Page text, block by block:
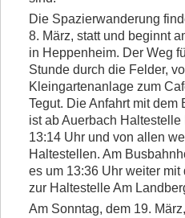
Kontakt
Beitrittserklärung
Die Spazierwanderung
8. März, statt und beginnt
in Heppenheim. Der Weg
Stunde durch die Felder,
Kleingartenanlage zum
Tegut. Die Anfahrt mit dem
ist ab Auerbach Haltestelle
13:14 Uhr und von allen
Haltestellen. Am
es um 13:36 Uhr weiter
zur Haltestelle Am
Am Sonntag, dem 19.